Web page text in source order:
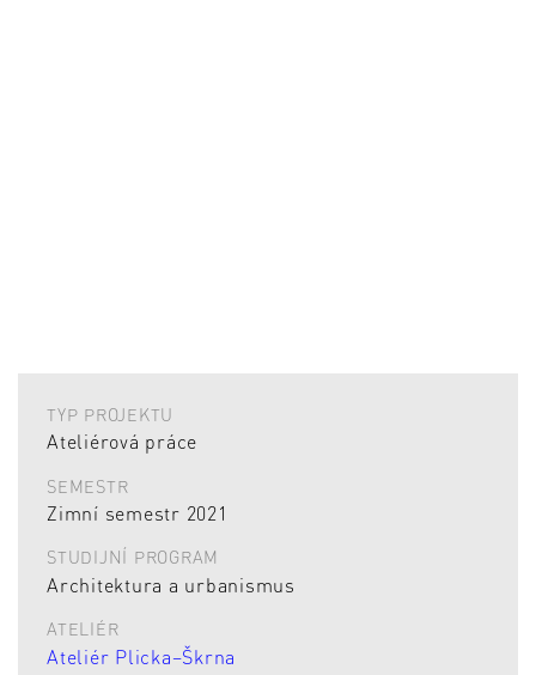
TYP PROJEKTU
Ateliérová práce
SEMESTR
Zimní semestr 2021
STUDIJNÍ PROGRAM
Architektura a urbanismus
ATELIÉR
Ateliér Plicka–Škrna